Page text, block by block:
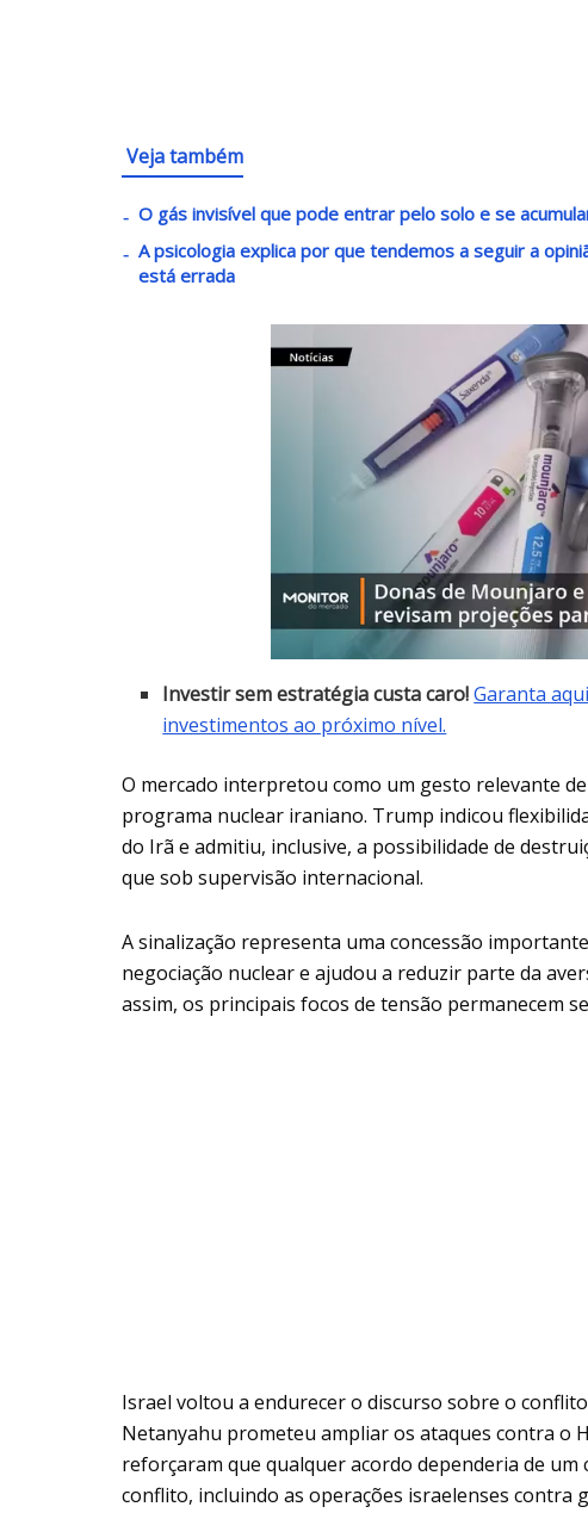
Veja também
O gás invisível que pode entrar pelo solo e se
A psicologia explica por que tendemos a seguir a
está errada
Investir sem estratégia custa caro!Garanta
investimentos ao próximo nível.
O mercado interpretou como um gesto relevante
programa nuclear iraniano. Trump indicou
do Irã e admitiu, inclusive, a possibilidade de
que sob supervisão internacional.
A sinalização representa uma concessão
negociação nuclear e ajudou a reduzir parte da
assim, os principais focos de tensão permanecem
Israel voltou a endurecer o discurso sobre o
Netanyahu prometeu ampliar os ataques contra o
reforçaram que qualquer acordo dependeria de
conflito, incluindo as operações israelenses contra